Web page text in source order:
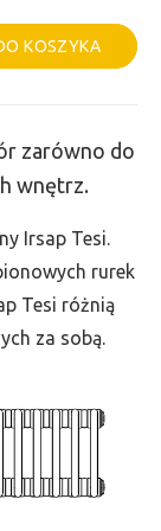
KOSZYKA
zarówno do
wnętrz.
Irsap Tesi.
rurek
Tesi różnią
za sobą.